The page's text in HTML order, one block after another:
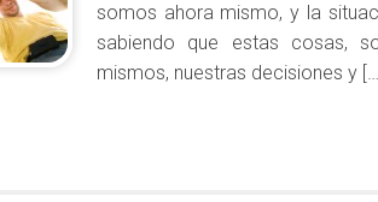
somos ahora mismo, y la
sabiendo que estas cosas,
mismos, nuestras decisiones y